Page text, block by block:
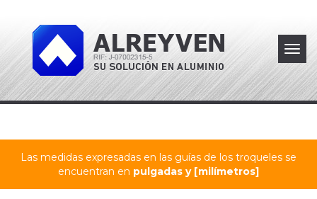
Las medidas expresadas en las guías de los troqueles se
encuentran en pulgadas y [milímetros]